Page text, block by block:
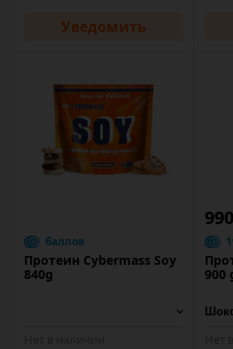
Уведомить
баллов
Протеин Cybermass Soy
840g
900